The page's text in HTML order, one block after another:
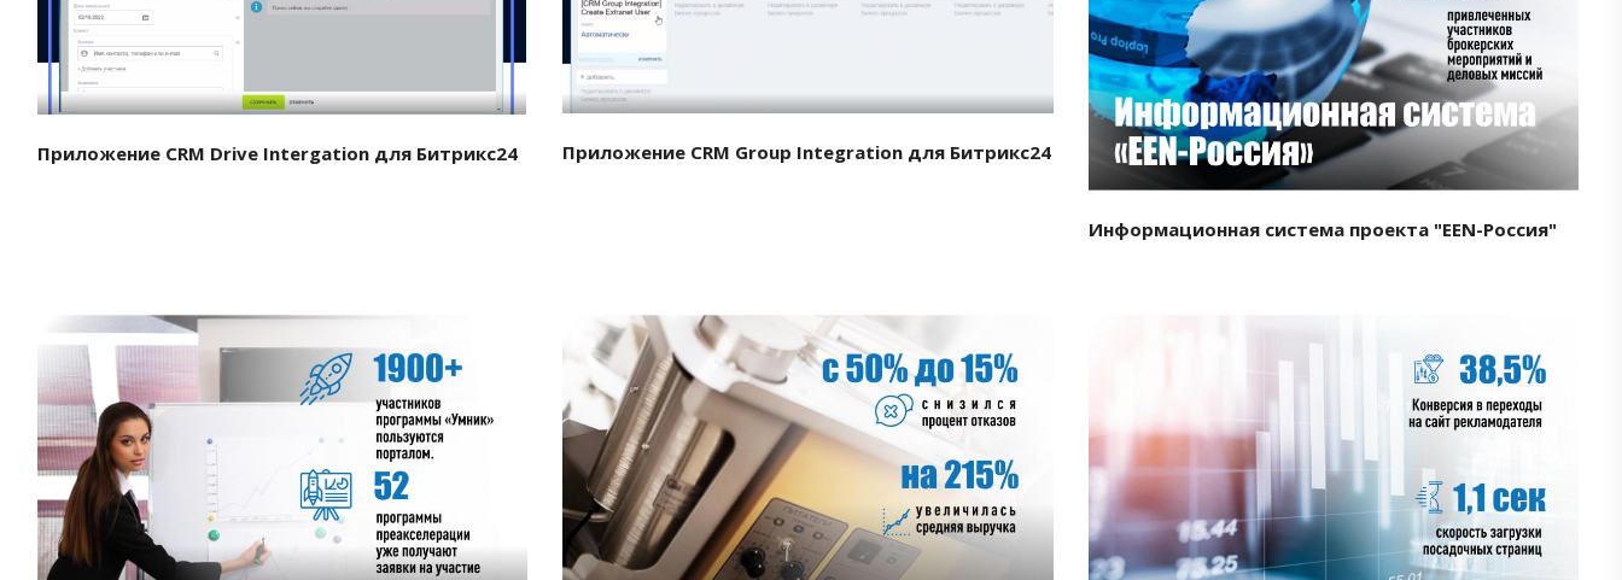
Приложение CRM Drive Intergation для Битрикс24 Приложение CRM Group Integration для Битрикс24
Смотреть проект
Информационная система проекта "EEN-Россия"
Смотреть проект Смотреть проект Смотреть проект